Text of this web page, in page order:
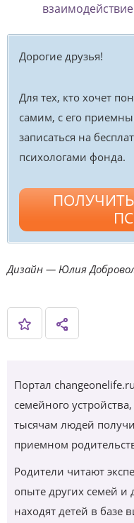
Дорогие друзья!
Для тех, кто хочет
самим, с его
записаться на
психологами фонда.
Дизайн — Юлия
Портал
семейного
тысячам людей
приемном
Родители читают
опыте других семей и
находят детей в базе